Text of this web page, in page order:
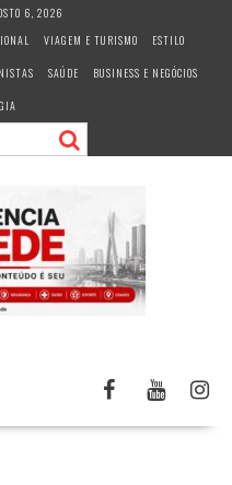
6, 2026
VIAGEM E TURISMO
ESTILO
SAÚDE
BUSINESS E NEGÓCIOS